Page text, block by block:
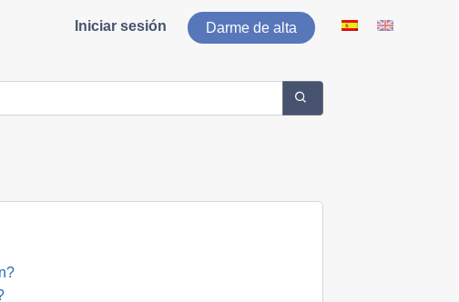
Iniciar sesión Darme de alta